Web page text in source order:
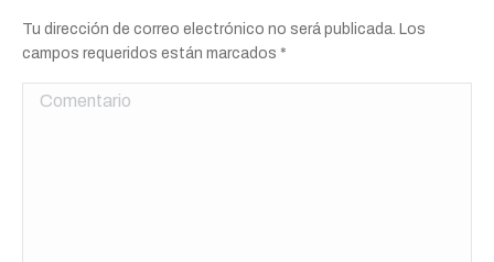
Tu dirección de correo electrónico no será publicada. Los
campos requeridos están marcados *
Comentario